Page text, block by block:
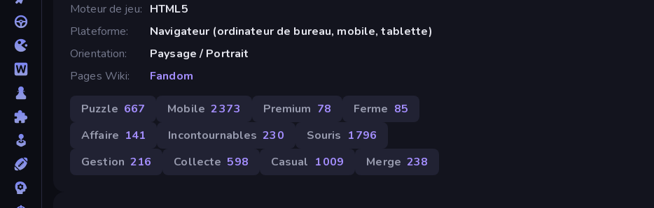
Moteur de jeu
HTML5
Plateforme
Navigateur (ordinateur de bureau, mobile, tablette)
Orientation
Paysage / Portrait
Pages Wiki
Fandom
Puzzle 667 Mobile 2 373 Premium 78 Ferme 85
Affaire 141 Incontournables 230 Souris 1 796
Gestion 216 Collecte 598 Casual 1 009 Merge 238